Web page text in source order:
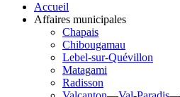
Accueil
Affaires municipales
Chapais
Chibougamau
Lebel-sur-Quévillon
Matagami
Radisson